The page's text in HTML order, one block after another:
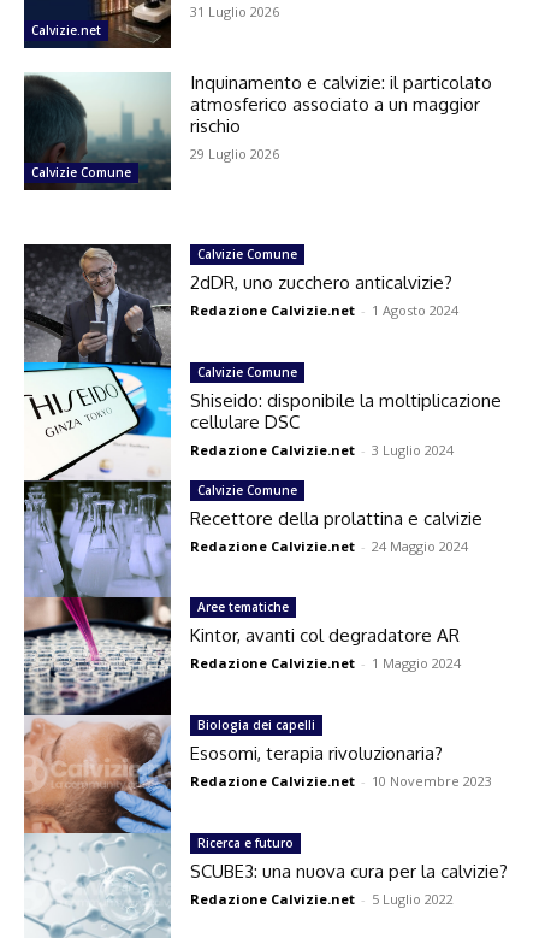
Calvizie.net
31 Luglio 2026
Calvizie Comune
Inquinamento e calvizie: il particolato
atmosferico associato a un maggior
rischio
29 Luglio 2026
Calvizie Comune
2dDR, uno zucchero anticalvizie?
Redazione Calvizie.net - 1 Agosto 2024
Calvizie Comune
Shiseido: disponibile la moltiplicazione
cellulare DSC
Redazione Calvizie.net - 3 Luglio 2024
Calvizie Comune
Recettore della prolattina e calvizie
Redazione Calvizie.net - 24 Maggio 2024
Aree tematiche
Kintor, avanti col degradatore AR
Redazione Calvizie.net - 1 Maggio 2024
Biologia dei capelli
Esosomi, terapia rivoluzionaria?
Redazione Calvizie.net - 10 Novembre 2023
Ricerca e futuro
SCUBE3: una nuova cura per la calvizie?
Redazione Calvizie.net - 5 Luglio 2022